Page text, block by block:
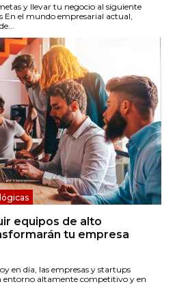
y llevar tu negocio al siguiente
En el mundo empresarial actual,
equipos de alto
tu empresa
en día, las empresas y startups
entorno altamente competitivo y en